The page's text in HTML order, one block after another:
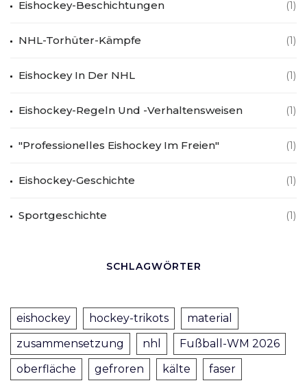
Eishockey-Beschichtungen (1)
NHL-Torhüter-Kämpfe (1)
Eishockey In Der NHL (1)
Eishockey-Regeln Und -Verhaltensweisen (1)
"Professionelles Eishockey Im Freien" (1)
Eishockey-Geschichte (1)
Sportgeschichte (1)
SCHLAGWÖRTER
eishockey hockey-trikots
material
zusammensetzung
nhl
Fußball-WM 2026
oberfläche
gefroren kälte faser